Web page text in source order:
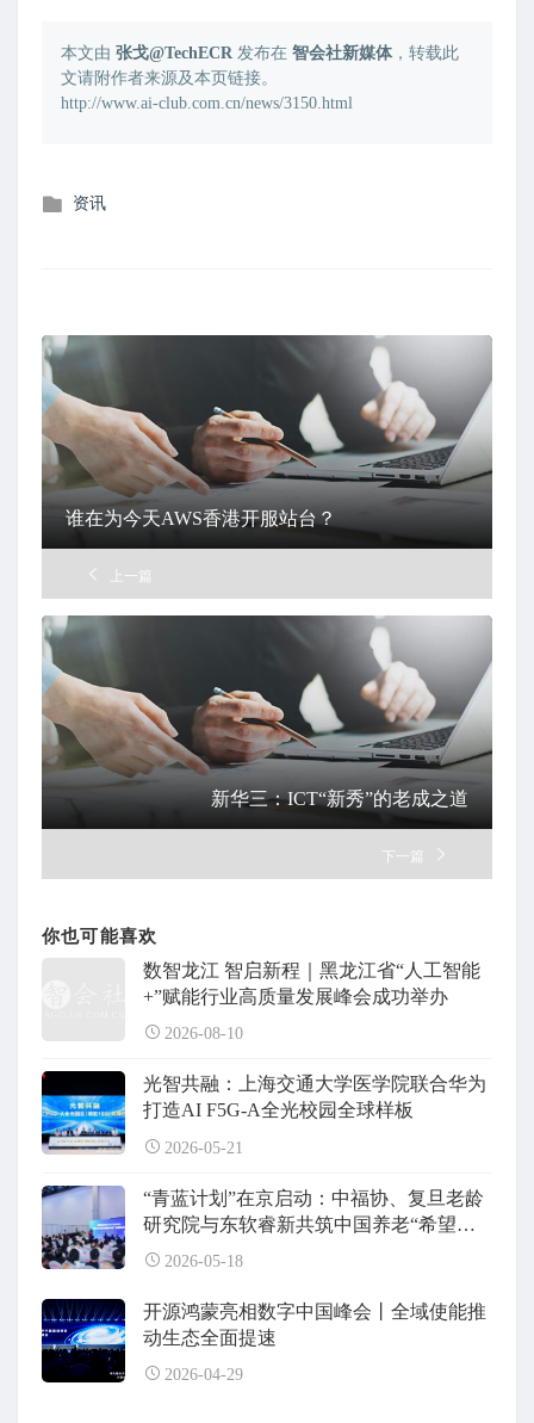
本文由 张戈@TechECR 发布在 智会社新媒体，转载此
文请附作者来源及本页链接。
http://www.ai-club.com.cn/news/3150.html
发
资讯
谁在为今天AWS香港开服站台？
上一篇
新华三：ICT“新秀”的老成之道
下一篇
你也可能喜欢
数智龙江 智启新程｜黑龙江省“人工智能
+”赋能行业高质量发展峰会成功举办
2026-08-10
光智共融：上海交通大学医学院联合华为
打造AI F5G-A全光校园全球样板
2026-05-21
“青蓝计划”在京启动：中福协、复旦老龄
研究院与东软睿新共筑中国养老“希望工
程”
2026-05-18
开源鸿蒙亮相数字中国峰会丨全域使能推
动生态全面提速
2026-04-29